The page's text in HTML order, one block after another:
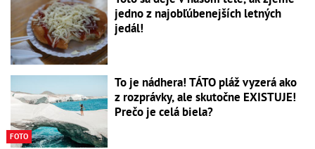
jedno z najobľúbenejších letných
jedál!
FOTO
To je nádhera! TÁTO pláž vyzerá ako
z rozprávky, ale skutočne EXISTUJE!
Prečo je celá biela?